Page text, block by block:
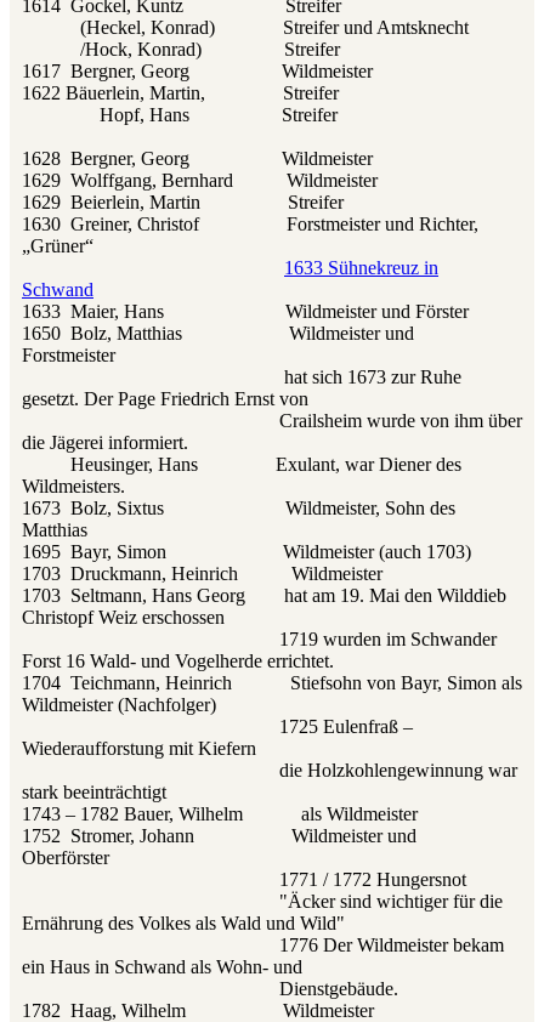
1614 Gockel, Kuntz Streifer
(Heckel, Konrad) Streifer und Amtsknecht
/Hock, Konrad) Streifer
1617 Bergner, Georg Wildmeister
1622 Bäuerlein, Martin, Streifer
Hopf, Hans Streifer
1628 Bergner, Georg Wildmeister
1629 Wolffgang, Bernhard Wildmeister
1629 Beierlein, Martin Streifer
1630 Greiner, Christof Forstmeister und Richter,
„Grüner“
1633 Sühnekreuz in
Schwand
1633 Maier, Hans Wildmeister und Förster
1650 Bolz, Matthias Wildmeister und
Forstmeister
hat sich 1673 zur Ruhe
gesetzt. Der Page Friedrich Ernst von
Crailsheim wurde von ihm über
die Jägerei informiert.
Heusinger, Hans Exulant, war Diener des
Wildmeisters.
1673 Bolz, Sixtus Wildmeister, Sohn des
Matthias
1695 Bayr, Simon Wildmeister (auch 1703)
1703 Druckmann, Heinrich Wildmeister
1703 Seltmann, Hans Georg hat am 19. Mai den Wilddieb
Christopf Weiz erschossen
1719 wurden im Schwander
Forst 16 Wald- und Vogelherde errichtet.
1704 Teichmann, Heinrich Stiefsohn von Bayr, Simon als
Wildmeister (Nachfolger)
1725 Eulenfraß –
Wiederaufforstung mit Kiefern
die Holzkohlengewinnung war
stark beeinträchtigt
1743 – 1782 Bauer, Wilhelm als Wildmeister
1752 Stromer, Johann Wildmeister und
Oberförster
1771 / 1772 Hungersnot
"Äcker sind wichtiger für die
Ernährung des Volkes als Wald und Wild"
1776 Der Wildmeister bekam
ein Haus in Schwand als Wohn- und
Dienstgebäude.
1782 Haag, Wilhelm Wildmeister